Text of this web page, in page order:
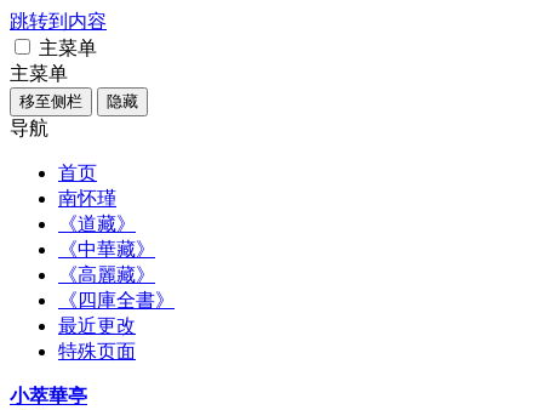
跳转到内容
主菜单
主菜单
移至侧栏 隐藏
导航
首页
南怀瑾
《道藏》
《中華藏》
《高麗藏》
《四庫全書》
最近更改
特殊页面
小萃華亭